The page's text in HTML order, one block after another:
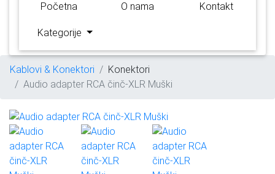
Početna O nama Kontakt
Kategorije
Kablovi & Konektori
Konektori
Audio adapter RCA činč-XLR Muški